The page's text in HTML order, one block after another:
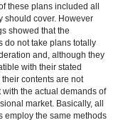
these plans included all
should cover. However
showed that the
do not take plans totally
and, although they
with their stated
contents are not
with the actual demands of
market. Basically, all
employ the same methods